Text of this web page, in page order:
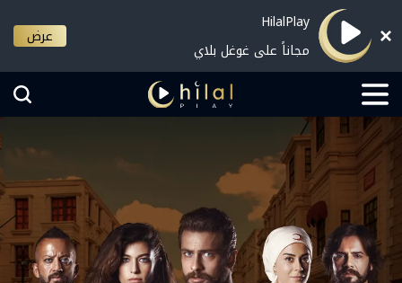
HilalPlay
مجاناً على غوغل بلاي
عرض